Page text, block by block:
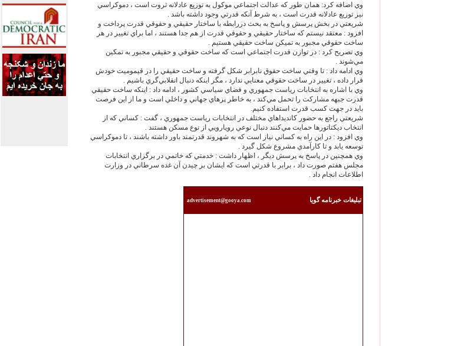
وي اضافه كرد: همان طور كه عدالت اجتماعي موكول به توزيع عادلانه ثروت است ، دموكراسي
نيز توزيع عادلانه قدرت است ، به شرط آنكه قدرتي وجود داشته باشد .
شريعتي در بخش پرسش و پاسخ به بحث دررابطه با ساختار حقيقي و حقوقي قدرت پرداخت و
افزود : معتقد نيستم كه ساختار حقيقي و حقوقي قدرت از هم جدا هستند ، اما براي تغيير در هر
ساخت حقوقي مجبور به تميكن ساخت حقيقي هستيم .
وي تصريح كرد : در توازن قدرت اجتماعي است كه ساخت حقوقي و حقيقي مجبور به تمكين
مي‌‏شوند .
وي ادامه داد : تا وقتي ساخت حقوق نابرابر شكل گرفته و ساخت حقيقي را در قيموميت خودش
قرار داده ، تغيير در ساخت حقوقي معنايي ندارد ، مگر اينكه دنبال انقلابي‌‏گري باشيم .
وي با اشاره به انتخابات رياست جمهوري و فضاي سياسي كشور ، ادامه داد : اينكه ساخت حقيقي
قدرت جبهه مشاركت را تحمل مي‌‏كند ، به خاطر پزهاي جهاني و داخلي است و ما از اين فرصت
بايد در جهت كسب قدرت استفاده كنيم.
شريعتي راجع به حضور كانديداهاي مختلف در انتخابات رياست جمهوري ، گفت : كساني كه از
انتخاب ديكتاتورها حمايت مي‌‏كنند دنبال نوعي رويارويي از نوع مسكن هستند .
وي افزود : در اين راه به كساني نياز است كه به شهروند قدرتمند باور داشته باشند ، تا دموكراسي
توسعه يابد و تا كارآمدي مشروع شكل گيرد .
وي همچنين در پاسخ به پرسش ديگر ، اظهار داشت : خدمتي كه خاتمي در برگزاري انتخابات
مجلس هفتم صورت داد ، برابر با قدرتي است كه ايشان بر چيدن آن غده سرطاني در وزارت
اطلاعات انجام داد .
تبليغات خبرنامه گويا advertisement@gooya.com